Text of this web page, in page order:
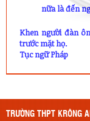
nữa là đến
Khen người đàn
trước mặt họ.
Tục ngữ Pháp
TRƯỜNG THPT KRÔNG